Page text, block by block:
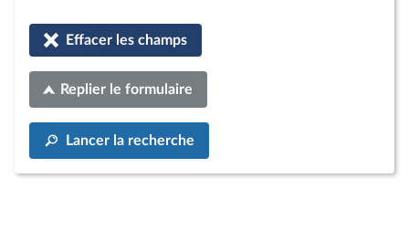
Effacer les champs
Replier le formulaire
Lancer la recherche